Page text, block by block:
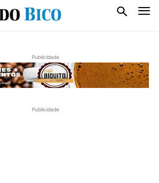
Publicidade
Publicidade